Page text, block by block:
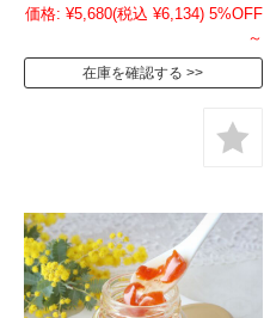
価格: ¥5,680(税込 ¥6,134) 5%OFF
～
在庫を確認する